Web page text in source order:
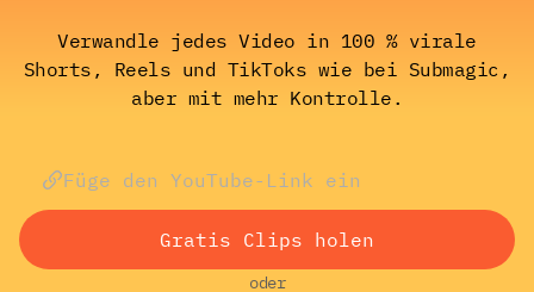
Verwandle jedes Video in 100 % virale
Shorts, Reels und TikToks wie bei Submagic,
aber mit mehr Kontrolle.
Gratis Clips holen
oder